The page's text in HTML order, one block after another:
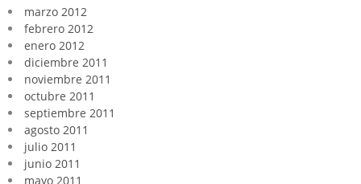
marzo 2012
febrero 2012
enero 2012
diciembre 2011
noviembre 2011
octubre 2011
septiembre 2011
agosto 2011
julio 2011
junio 2011
mayo 2011